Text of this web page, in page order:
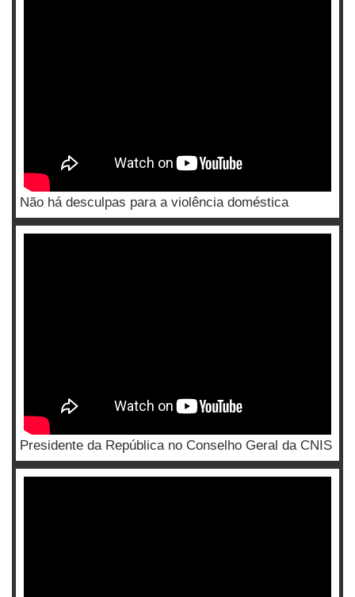
Não há desculpas para a violência doméstica
Presidente da República no Conselho Geral da CNIS